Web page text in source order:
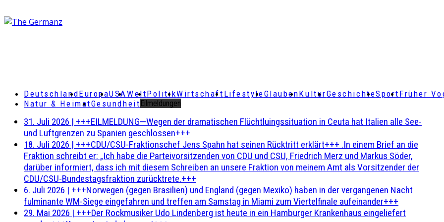
DeutschlandEuropaUSAWeltPolitikWirtschaft LifestyleGlaubenKulturGeschichteSport Früher
Natur & HeimatGesundheit Eilmeldungen
31. Juli 2026 | +++EILMELDUNG—Wegen der dramatischen Flüchtluingssituation in Ceuta hat Italien alle See-
und Luftgrenzen zu Spanien geschlossen+++
18. Juli 2026 | +++CDU/CSU-Fraktionschef Jens Spahn hat seinen Rücktritt erklärt+++ .In einem Brief an die
Fraktion schreibt er: „Ich habe die Parteivorsitzenden von CDU und CSU, Friedrich Merz und Markus Söder,
darüber informiert, dass ich mit diesem Schreiben an unsere Fraktion von meinem Amt als Vorsitzender der
CDU/CSU-Bundestagsfraktion zurücktrete.+++
6. Juli 2026 | +++Norwegen (gegen Brasilien) und England (gegen Mexiko) haben in der vergangenen Nacht
fulminante WM-Siege eingefahren und treffen am Samstag in Miami zum Viertelfinale aufeinander+++
29. Mai 2026 | +++Der Rockmusiker Udo Lindenberg ist heute in ein Hamburger Krankenhaus eingeliefert